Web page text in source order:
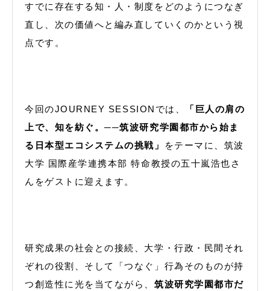
すでに存在する知・人・制度をどのようにつなぎ
直し、次の価値へと編み直していくのかという視
点です。
今回のJOURNEY SESSIONでは、
「巨人の肩の
上で、知を紡ぐ。──筑波研究学園都市から始ま
る日本型エコシステムの挑戦」
をテーマに、筑波
大学 国際産学連携本部 特命教授の五十嵐浩也さ
んをゲストに迎えます。
研究成果の社会との接続、大学・行政・民間それ
ぞれの役割、そして「つなぐ」行為そのものが持
つ創造性に光を当てながら、 筑波研究学園都市だ